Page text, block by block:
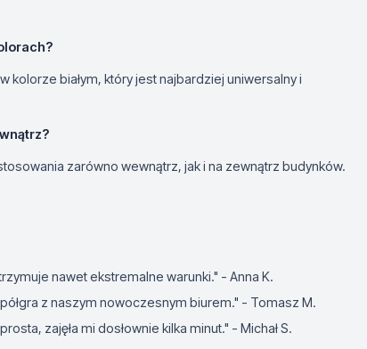
kolorze białym, który jest najbardziej uniwersalny i
zarówno wewnątrz, jak i na zewnątrz budynków.
nawet ekstremalne warunki." - Anna K.
z naszym nowoczesnym biurem." - Tomasz M.
zajęła mi dosłownie kilka minut." - Michał S.